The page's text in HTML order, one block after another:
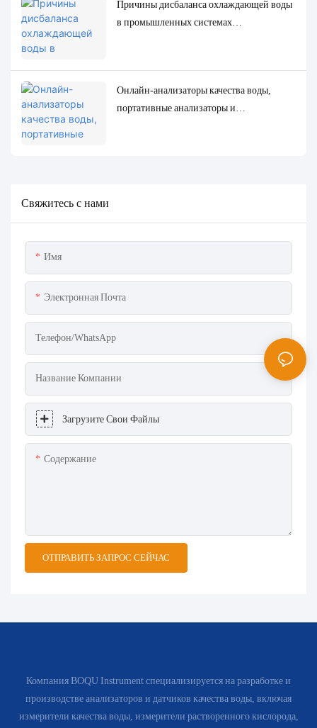
Причины дисбаланса охлаждающей воды
в промышленных системах
Онлайн-анализаторы качества воды,
портативные анализаторы и
Свяжитесь с нами
Имя
Электронная Почта
Телефон/WhatsApp
Название Компании
Загрузите Свои Файлы
Содержание
ОТПРАВИТЬ ЗАПРОС СЕЙЧАС
Компания BOQU Instrument специализируется на разработке и
производстве анализаторов и датчиков качества воды, включая
измерители качества воды, измерители растворенного кислорода,